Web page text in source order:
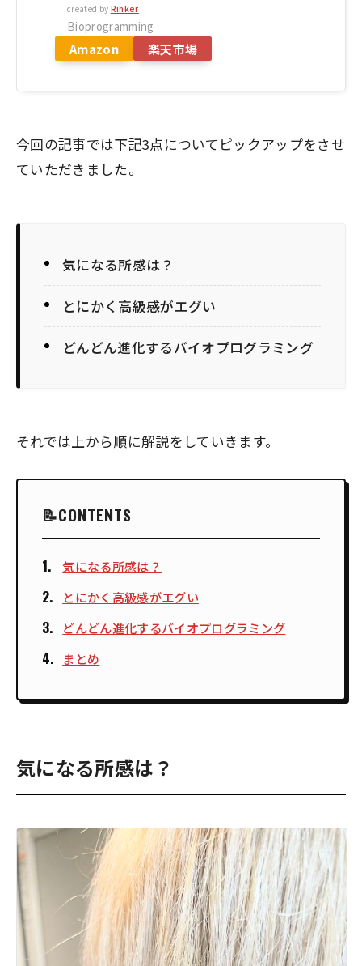
created by Rinker
Bioprogramming
Amazon 楽天市場
今回の記事では下記3点についてピックアップをさせ
ていただきました。
気になる所感は？
とにかく高級感がエグい
どんどん進化するバイオプログラミング
それでは上から順に解説をしていきます。
CONTENTS
気になる所感は？
とにかく高級感がエグい
どんどん進化するバイオプログラミング
まとめ
気になる所感は？